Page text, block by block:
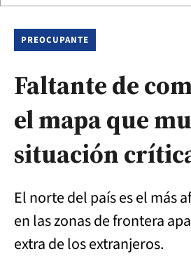
PREOCUPANTE
Faltante de
el mapa que
situación
El norte del país es el más
en las zonas de frontera
extra de los extranjeros.